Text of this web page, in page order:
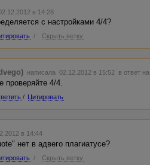
в 14:28
с настройками 4/4?
/ Скрыть ветку
написала 02.12.2012 в 15:52 в ответ
проверяйте 4/4.
/ Цитировать
в 14:44
нет в адвего плагиатусе?
/ Скрыть ветку